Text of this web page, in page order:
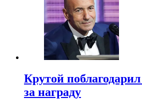
Крутой
за награду